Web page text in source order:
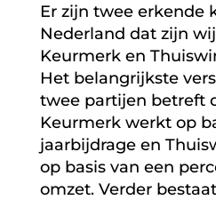
Er zijn twee erkende
Nederland dat zijn
Keurmerk en
Het belangrijkste
twee partijen betreft
Keurmerk werkt op
jaarbijdrage en
op basis van een
omzet. Verder